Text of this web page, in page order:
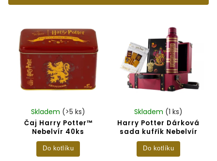
Abecedně
Čaj Harry Potter™
Nebelvír 40ks
Skladem (>5 ks)
Do kotlíku
Harry Potter Dárková
sada kufřík Nebelvír
Skladem (1 ks)
Do kotlíku